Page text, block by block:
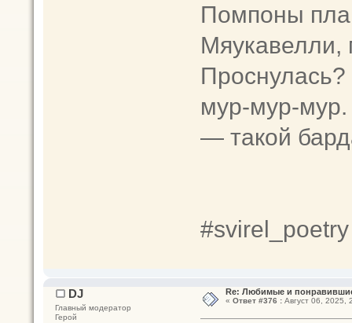
Помпоны
Мяукавелли,
мур-мур-
— такой
#svirel_poetry
DJ
Главный модератор
Герой
Re: Любимые и
« Ответ #376 :Август 06, 2025,